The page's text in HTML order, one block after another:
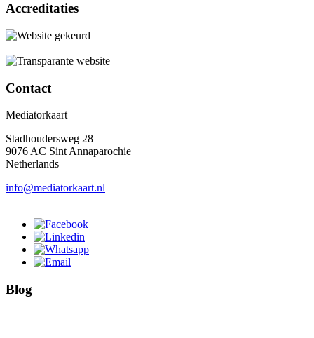
Accreditaties
Contact
Mediatorkaart
Stadhoudersweg 28
9076 AC Sint Annaparochie
Netherlands
info@mediatorkaart.nl
Blog